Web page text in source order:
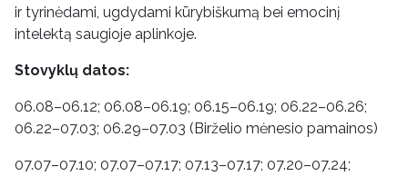
ir tyrinėdami, ugdydami kūrybiškumą bei emocinį
intelektą saugioje aplinkoje.
Stovyklų datos:
06.08–06.12; 06.08–06.19; 06.15–06.19; 06.22–06.26;
06.22–07.03; 06.29–07.03 (Birželio mėnesio pamainos)
07.07–07.10; 07.07–07.17; 07.13–07.17; 07.20–07.24;